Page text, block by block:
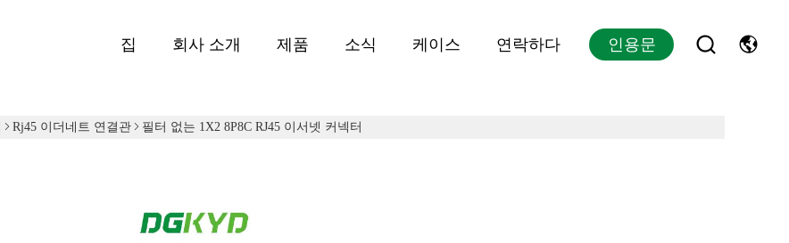
집 회사 소개 제품 소식 케이스 연락하다 인용문
Rj45 이더네트 연결관 필터 없는 1X2 8P8C RJ45 이서넷 커넥터